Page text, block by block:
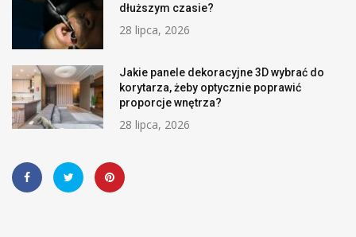
dłuższym czasie?
28 lipca, 2026
Jakie panele dekoracyjne 3D wybrać do
korytarza, żeby optycznie poprawić
proporcje wnętrza?
28 lipca, 2026